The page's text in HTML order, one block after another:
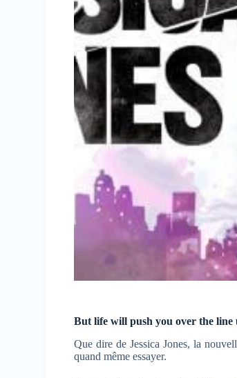
But life will push you over the
Que dire de Jessica Jones, la
quand même essayer.